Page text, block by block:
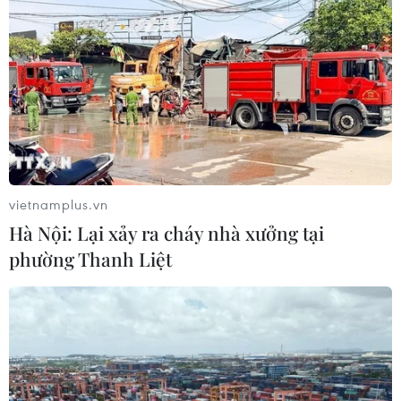
tư dự án hạ tầng công nghiệp phía
Đông Đắk Lắk
08/08/2026 01:45
Quốc hội thảo luận dự án Luật Dầu
khí (sửa đổi), bảo đảm an ninh năng
lượng
08/08/2026 01:33
Việt Nam cần theo dõi chặt chẽ các
biện pháp phòng vệ thương mại tại
Canada
Libya tiến gần hơn tới mục tiêu khai
vietnamplus.vn
Hà Nội: Lại xảy ra cháy nhà xưởng tại
phường Thanh Liệt